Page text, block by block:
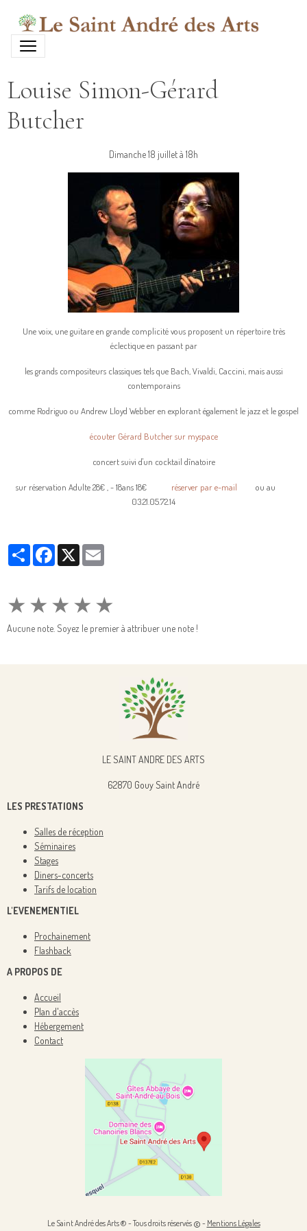
Louise Simon-Gérard
Butcher
Dimanche 18 juillet à 18h
Une voix, une guitare en grande complicité vous proposent un répertoire très
éclectique en passant par
les grands compositeurs classiques tels que Bach, Vivaldi, Caccini, mais aussi
contemporains
comme Rodriguo ou Andrew Lloyd Webber en explorant également le jazz et le gospel
écouter Gérard Butcher sur myspace
concert suivi d'un cocktail dînatoire
sur réservation Adulte 28€ , - 18ans 18€ réserver par e-mail ou au
03.21.05.72.14
PartagerFacebook
X
★★★★★
Aucune note. Soyez le premier à attribuer une note !
LE SAINT ANDRE DES ARTS
62870 Gouy Saint André
LES PRESTATIONS
Salles de réception
Séminaires
Stages
Diners-concerts
Tarifs de location
L'EVENEMENTIEL
Prochainement
Flashback
A PROPOS DE
Accueil
Plan d'accès
Hébergement
Contact
Le Saint André des Arts ® - Tous droits réservés - Mentions Légales